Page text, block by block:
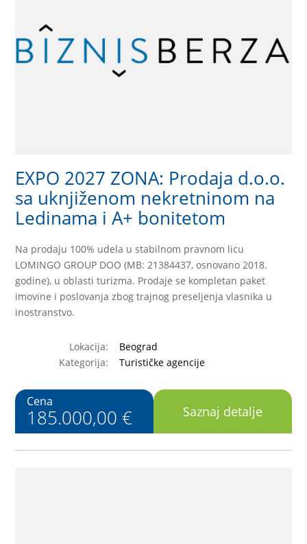
EXPO 2027 ZONA: Prodaja d.o.o.
sa uknjiženom nekretninom na
Ledinama i A+ bonitetom
Na prodaju 100% udela u stabilnom pravnom licu
LOMINGO GROUP DOO (MB: 21384437, osnovano 2018.
godine), u oblasti turizma. Prodaje se kompletan paket
imovine i poslovanja zbog trajnog preseljenja vlasnika u
inostranstvo.
Lokacija:
Beograd
Kategorija:
Turističke agencije
Cena
185.000,00 € Saznaj detalje